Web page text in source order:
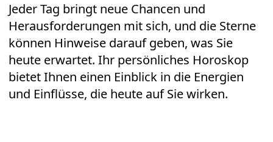
Jeder Tag bringt neue Chancen und
Herausforderungen mit sich, und die Sterne
können Hinweise darauf geben, was Sie
heute erwartet. Ihr persönliches Horoskop
bietet Ihnen einen Einblick in die Energien
und Einflüsse, die heute auf Sie wirken.